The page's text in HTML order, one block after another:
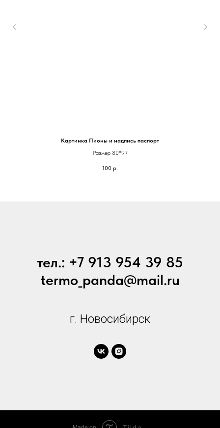
Картинка Пионы и надпись паспорт
Размер 80*97
100 р.
тел.: +7 913 954 39 85
termo_panda@mail.ru
г. Новосибирск